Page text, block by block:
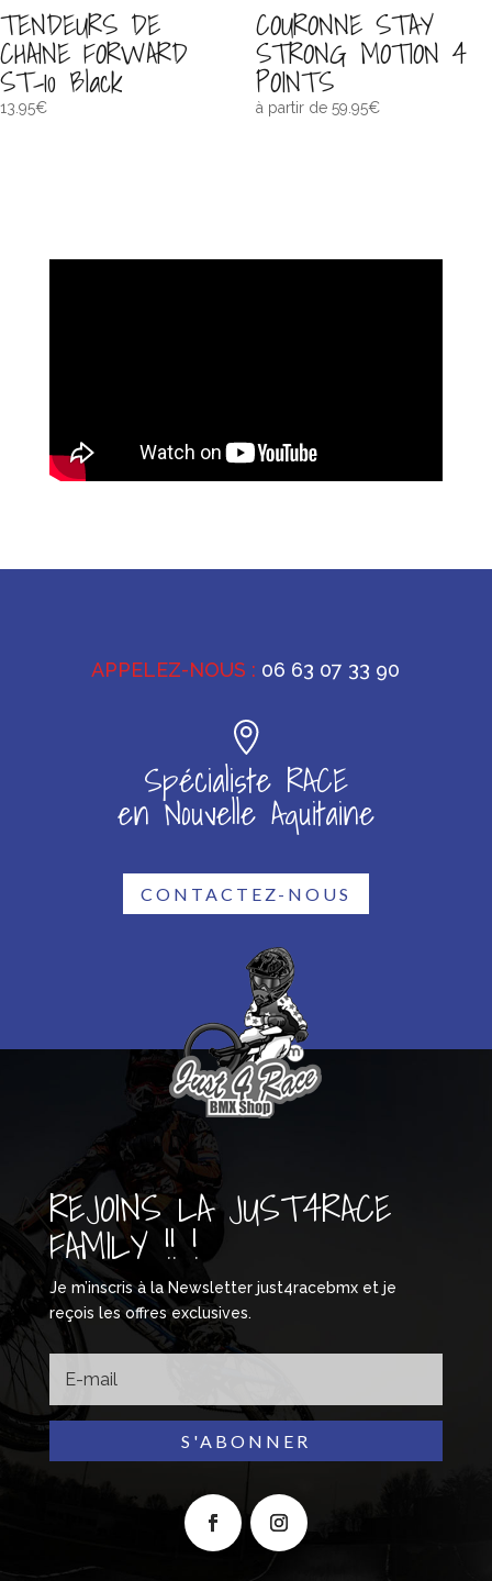
TENDEURS DE
CHAINE FORWARD
ST-10 Black
13.95€
COURONNE STAY
STRONG MOTION 4
POINTS
à partir de 59.95€
APPELEZ-NOUS : 06 63 07 33 90
Spécialiste RACE
en Nouvelle Aquitaine
CONTACTEZ-NOUS
REJOINS LA JUST4RACE
FAMILY !! !
Je m’inscris à la Newsletter just4racebmx et je
reçois les offres exclusives.
S'ABONNER